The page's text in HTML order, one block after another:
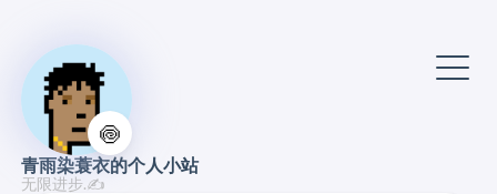
🍥
青雨染蓑衣的个人小站
无限进步.✍️